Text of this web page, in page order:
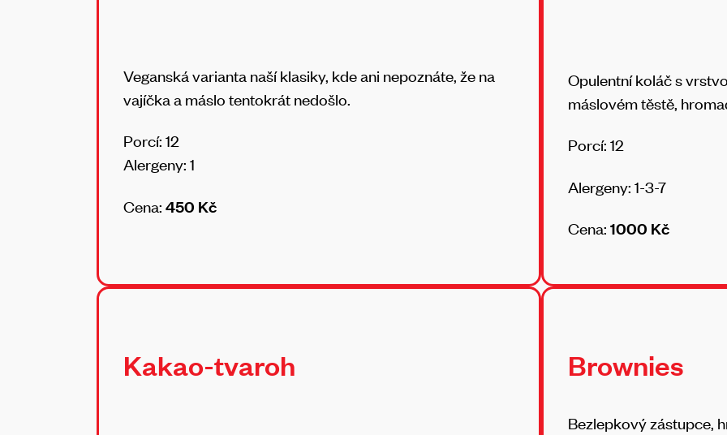
Veganská varianta naší klasiky, kde ani nepoznáte, že na
vajíčka a máslo tentokrát nedošlo.
Porcí: 12
Alergeny: 1
Cena:450 Kč
Opulentní koláč s
máslovém těstě,
Porcí: 12
Alergeny: 1-3-7
Cena:1000 Kč
Kakao-tvaroh Brownies
Bezlepkový zástupce,